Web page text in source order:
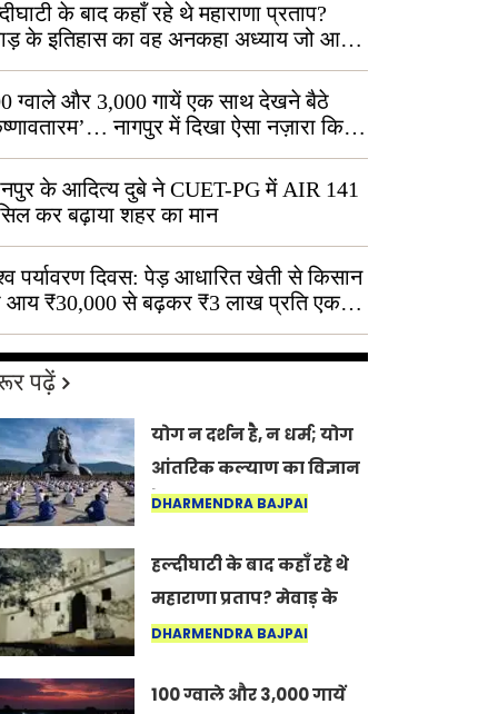
के बाद कहाँ रहे थे महाराणा प्रताप?
के इतिहास का वह अनकहा अध्याय जो आज
में जीवित है
ग्वाले और 3,000 गायें एक साथ देखने बैठे
नागपुर में दिखा ऐसा नज़ारा कि
बोले, “ऐसा तो सिर्फ़ कृष्ण ही कर सकते हैं”
के आदित्य दुबे ने CUET-PG में AIR 141
कर बढ़ाया शहर का मान
पर्यावरण दिवस: पेड़ आधारित खेती से किसान
आय ₹30,000 से बढ़कर ₹3 लाख प्रति एकड़
पढ़ें
योग न दर्शन है, न धर्म; योग
आंतरिक कल्याण का विज्ञान
है: अंतरराष्ट्रीय योग दिवस
DHARMENDRA BAJPAI
हल्दीघाटी के बाद कहाँ रहे थे
महाराणा प्रताप? मेवाड़ के
इतिहास का वह अनकहा
में जीवित है
DHARMENDRA BAJPAI
100 ग्वाले और 3,000 गायें